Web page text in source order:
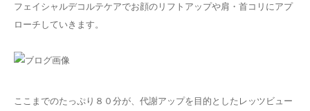
フェイシャルデコルテケアでお顔のリフトアップや肩・首コリにアプ
ローチしていきます。
ここまでのたっぷり８０分が、代謝アップを目的としたレッツビュー